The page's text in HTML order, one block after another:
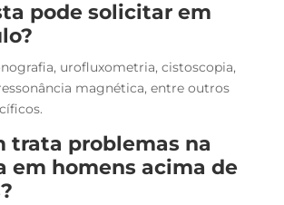
pode solicitar em
urofluxometria, cistoscopia,
magnética, entre outros
trata problemas na
em homens acima de